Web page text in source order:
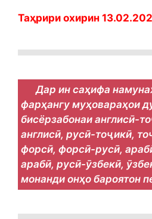
Таҳрири охирин
Дар ин саҳифа
фарҳангу муҳовараҳои
бисёрзабонаи англисӣ-
англисӣ, русӣ-тоҷикӣ,
форсӣ, форсӣ-русӣ,
арабӣ, русӣ-ӯзбекӣ,
монанди онҳо бароятон